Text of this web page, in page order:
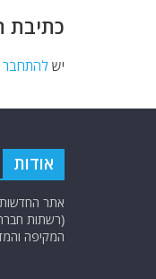
כתיבת
יש
אודות
אתר החדשות
(רשתות
המקיפה